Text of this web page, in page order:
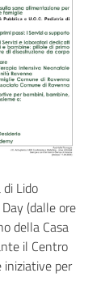
Lido
(dalle ore
della Casa
il Centro
iniziative per